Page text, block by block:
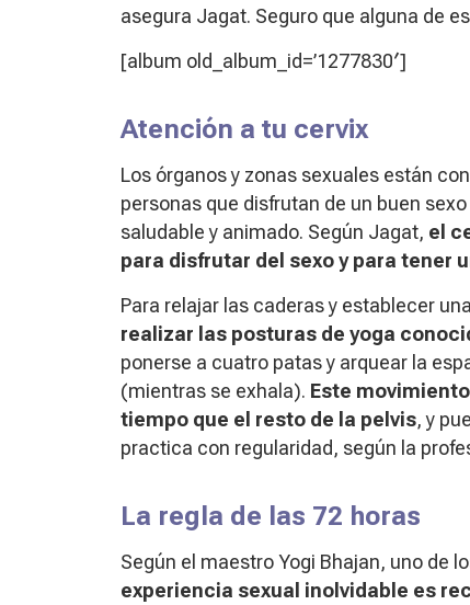
asegura Jagat. Seguro que alguna de
[album old_album_id=’1277830′]
Atención a tu cervix
Los órganos y zonas sexuales están
personas que disfrutan de un buen
saludable y animado. Según Jagat, el
para disfrutar del sexo y para tener
Para relajar las caderas y establecer
realizar las posturas de yoga
ponerse a cuatro patas y arquear la
(mientras se exhala). Este
tiempo que el resto de la pelvis, y
practica con regularidad, según la
La regla de las 72 horas
Según el maestro Yogi Bhajan, uno de
experiencia sexual inolvidable es